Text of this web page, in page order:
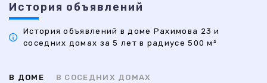
История объявлений
История объявлений в доме Рахимова 23 и
соседних домах за 5 лет в радиусе 500 м²
В ДОМЕ В СОСЕДНИХ ДОМАХ